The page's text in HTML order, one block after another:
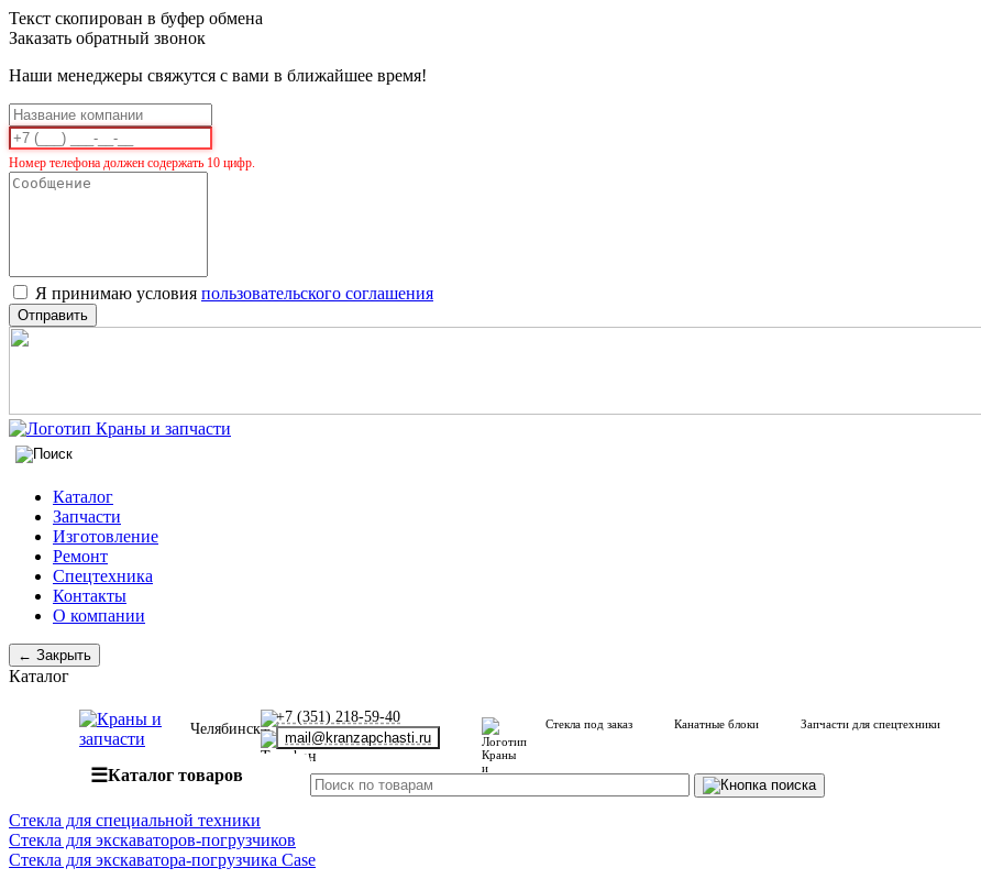
Текст скопирован в буфер обмена
Заказать обратный звонок
Наши менеджеры свяжутся с вами в ближайшее время!
Номер телефона должен содержать 10 цифр.
Я принимаю условия пользовательского соглашения
Отправить
Каталог
Запчасти
Изготовление
Ремонт
Спецтехника
Контакты
О компании
← Закрыть
Каталог
Челябинск
+7 (351) 218-59-40
mail@kranzapchasti.ru
Стекла под заказ Канатные блоки Запчасти для спецтехники
☰Каталог товаров
Стекла для специальной техники
Стекла для экскаваторов-погрузчиков
Стекла для экскаватора-погрузчика Case